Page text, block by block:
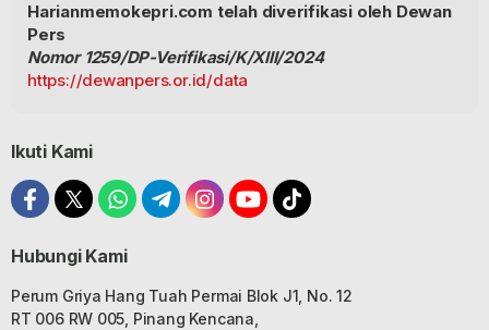
Harianmemokepri.com telah diverifikasi oleh Dewan
Pers
Nomor 1259/DP-Verifikasi/K/XIII/2024
https://dewanpers.or.id/data
Ikuti Kami
Hubungi Kami
Perum Griya Hang Tuah Permai Blok J1, No. 12
RT 006 RW 005, Pinang Kencana,